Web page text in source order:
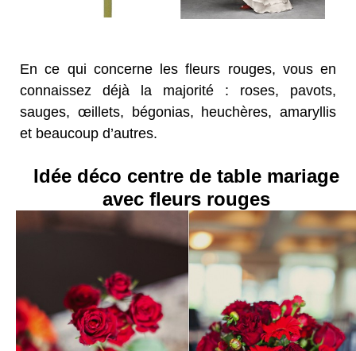
En ce qui concerne les fleurs rouges, vous en
connaissez déjà la majorité : roses, pavots,
sauges, œillets, bégonias, heuchères, amaryllis
et beaucoup d’autres.
Idée déco centre de table mariage
avec fleurs rouges